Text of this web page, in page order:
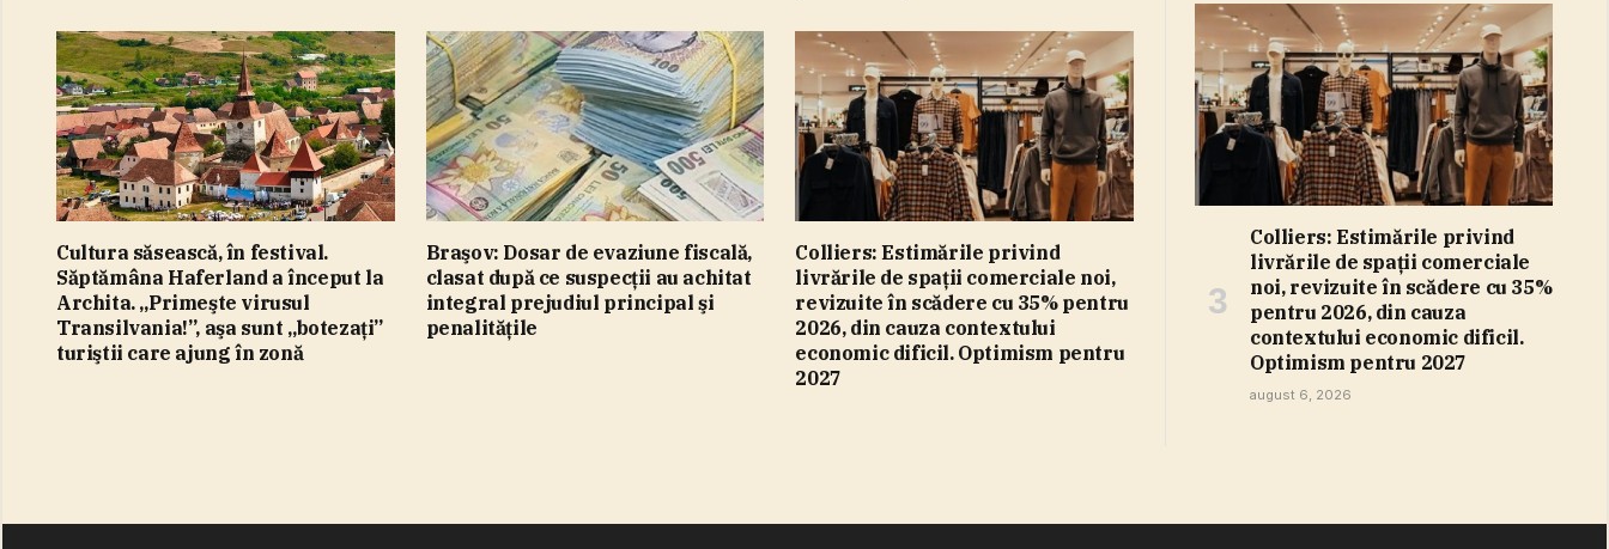
Cultura săsească, în festival.
Săptămâna Haferland a început la
Archita. „Primeşte virusul
Transilvania!”, aşa sunt „botezaţi”
turiştii care ajung în zonă
Braşov: Dosar de evaziune fiscală,
clasat după ce suspecţii au achitat
integral prejudiul principal şi
penalităţile
Colliers: Estimările privind
livrările de spaţii comerciale noi,
revizuite în scădere cu 35% pentru
2026, din cauza contextului
economic dificil. Optimism pentru
2027
Colliers: Estimările privind
livrările de spaţii comerciale
noi, revizuite în scădere cu 35%
pentru 2026, din cauza
contextului economic dificil.
Optimism pentru 2027
august 6, 2026